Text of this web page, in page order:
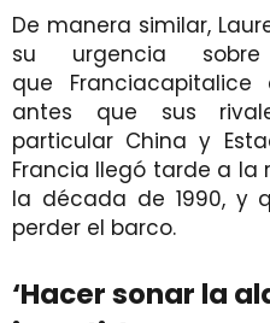
De manera similar,
su urgencia
que
antes que sus
particular China y
Francia llegó tarde a la
la década de 1990, y
perder el barco.
‘Hacer sonar la